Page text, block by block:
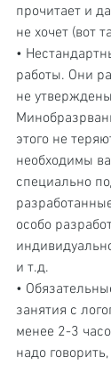
прочитает и
не хочет (вот
•
работы. Они
не
этого не
необходимы
специально
особо
и т.д.
•
занятия с
менее 2-3
надо